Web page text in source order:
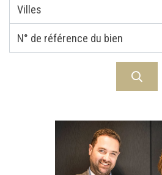
Villes